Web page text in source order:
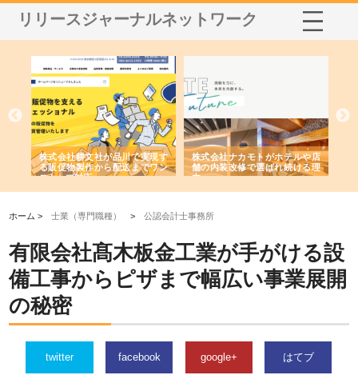
リリースジャーナルネットワーク
株式会社耕文社が品川で実現す
る販促物製作から配送までワン
ストップ対応
株式会社ナカモトがホテルや店
舗の内装改修で選ばれ続ける理
由
ホーム >士業（専門職種） >公認会計士事務所
有限会社髙木板金工業が手がける設
備工事からピザまで幅広い事業展開
の秘密
twitter facebook google+ はてブ